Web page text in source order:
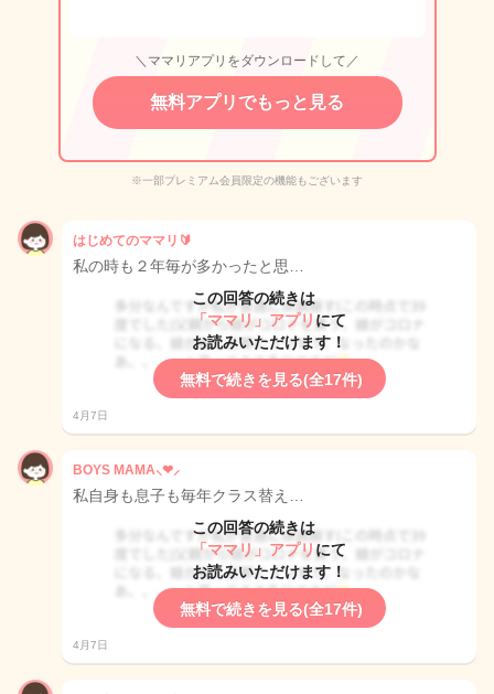
＼ママリアプリをダウンロードして／
無料アプリでもっと見る
※一部プレミアム会員限定の機能もございます
はじめてのママリ🔰
私の時も２年毎が多かったと思…
この回答の続きは
「ママリ」アプリ にて
お読みいただけます！
無料で続きを見る(全17件)
4月7日
BOYS MAMA⸜❤︎⸝‍
私自身も息子も毎年クラス替え…
この回答の続きは
「ママリ」アプリ にて
お読みいただけます！
無料で続きを見る(全17件)
4月7日